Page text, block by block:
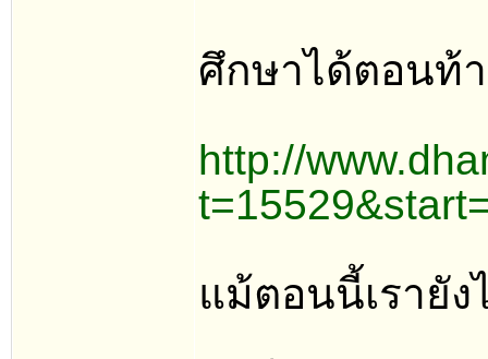
ศึกษาได้ตอนท้
http://
แม้ตอนนี้เรายั